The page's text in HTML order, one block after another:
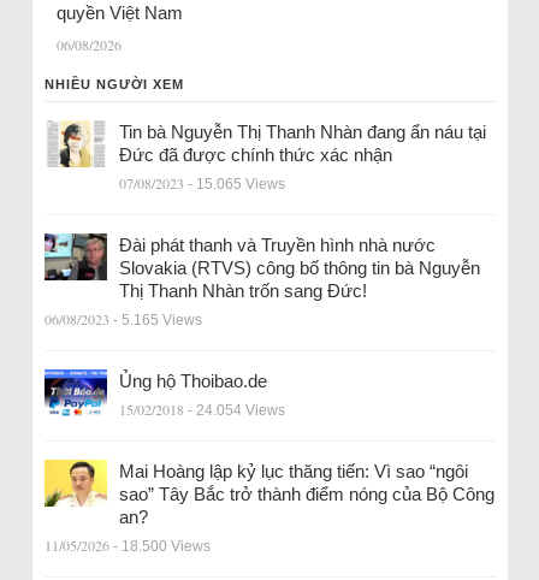
quyền Việt Nam
06/08/2026
NHIỀU NGƯỜI XEM
Tin bà Nguyễn Thị Thanh Nhàn đang ẩn náu tại
Đức đã được chính thức xác nhận
07/08/2023 - 15.065 Views
Đài phát thanh và Truyền hình nhà nước
Slovakia (RTVS) công bố thông tin bà Nguyễn
Thị Thanh Nhàn trốn sang Đức!
06/08/2023 - 5.165 Views
Ủng hộ Thoibao.de
15/02/2018 - 24.054 Views
Mai Hoàng lập kỷ lục thăng tiến: Vì sao “ngôi
sao” Tây Bắc trở thành điểm nóng của Bộ Công
an?
11/05/2026 - 18.500 Views